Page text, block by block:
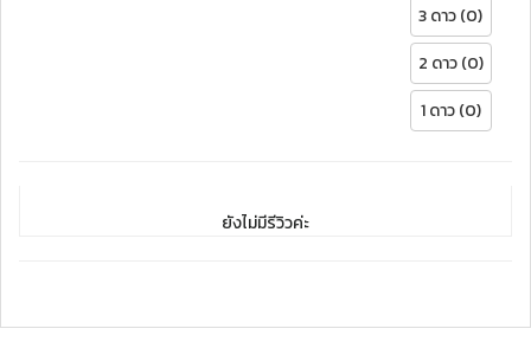
3 ดาว (0)
2 ดาว (0)
1 ดาว (0)
ยังไม่มีรีวิวค่ะ